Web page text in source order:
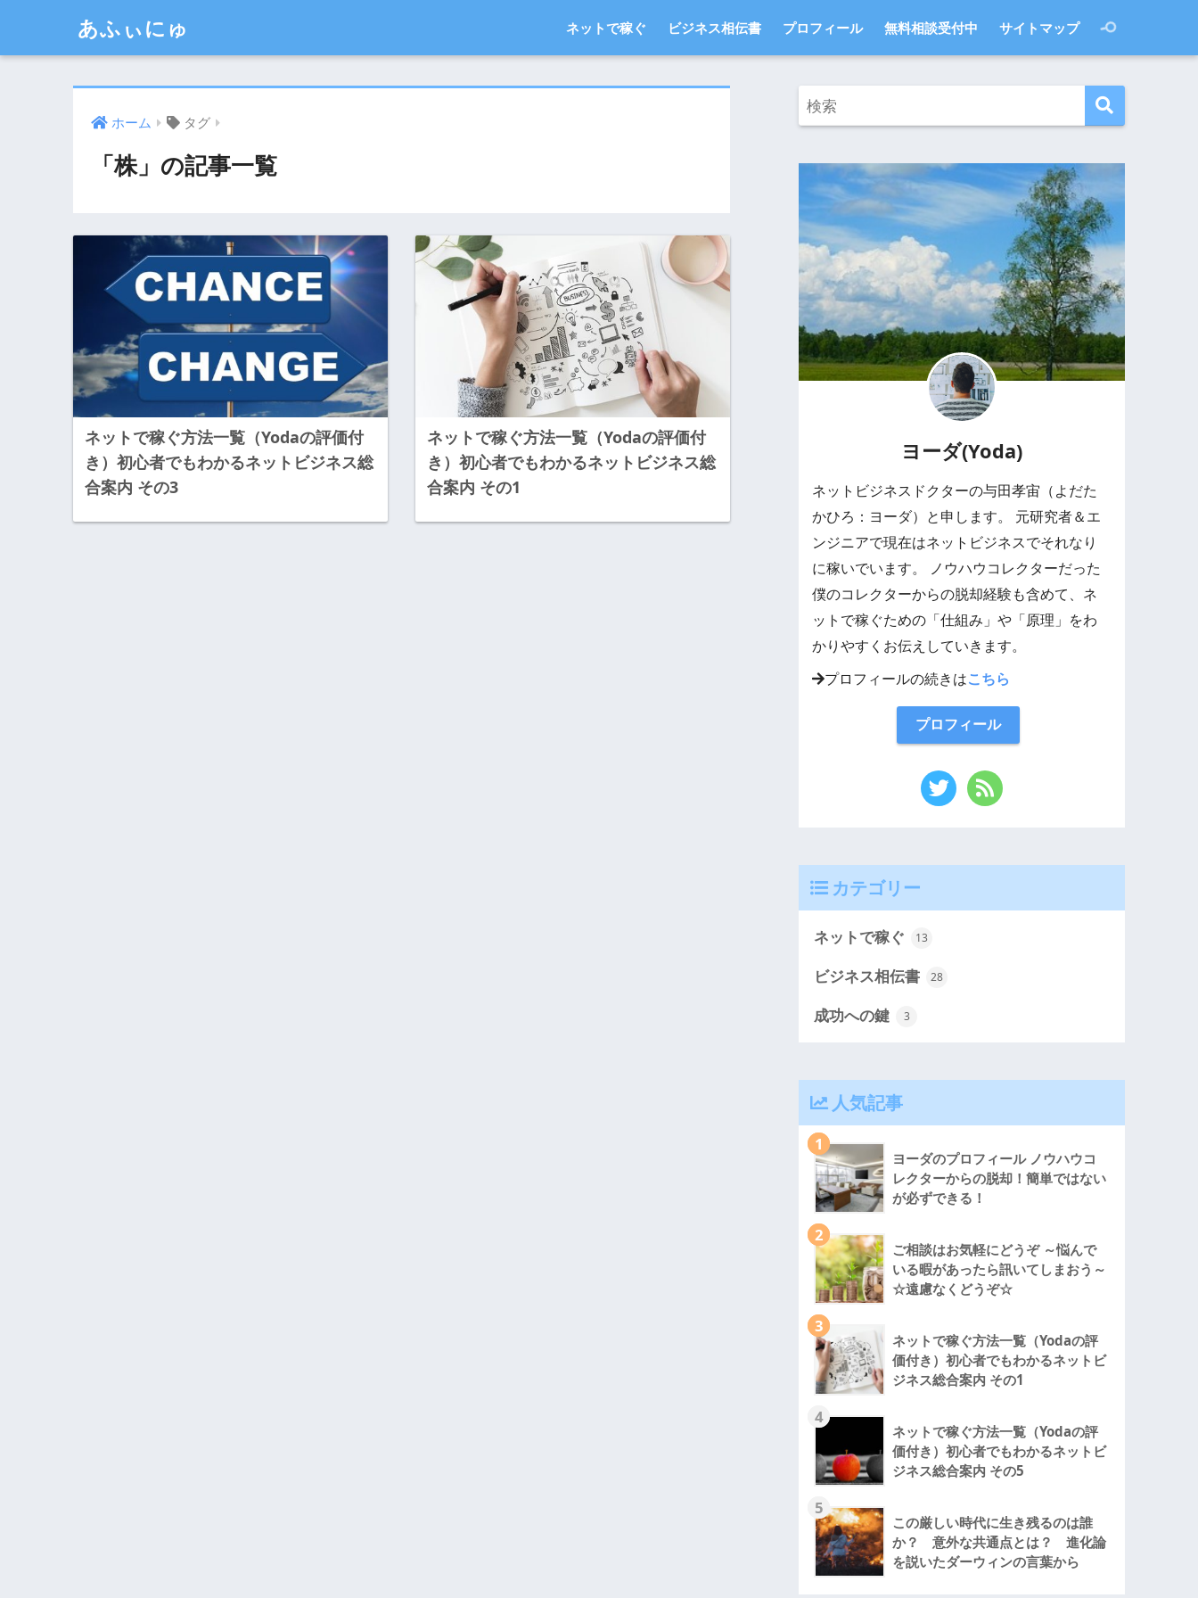
あふぃにゅ ネットで稼ぐ ビジネス相伝書 プロフィール 無料相談受付中 サイトマップ
ホーム タグ
「株」の記事一覧
ネットで稼ぐ方法一覧（Yodaの評価付
き）初心者でもわかるネットビジネス総
合案内 その3
ネットで稼ぐ方法一覧（Yodaの評価付
き）初心者でもわかるネットビジネス総
合案内 その1
ヨーダ(Yoda)
ネットビジネスドクターの与田孝宙（よだた
かひろ：ヨーダ）と申します。 元研究者＆エ
ンジニアで現在はネットビジネスでそれなり
に稼いでいます。 ノウハウコレクターだった
僕のコレクターからの脱却経験も含めて、ネ
ットで稼ぐための「仕組み」や「原理」をわ
かりやすくお伝えしていきます。
プロフィールの続きはこちら
プロフィール
カテゴリー
ネットで稼ぐ 13
ビジネス相伝書 28
成功への鍵 3
人気記事
1
ヨーダのプロフィール ノウハウコ
レクターからの脱却！簡単ではない
が必ずできる！
2
ご相談はお気軽にどうぞ ～悩んで
いる暇があったら訊いてしまおう～
☆遠慮なくどうぞ☆
3
ネットで稼ぐ方法一覧（Yodaの評
価付き）初心者でもわかるネットビ
ジネス総合案内 その1
4
ネットで稼ぐ方法一覧（Yodaの評
価付き）初心者でもわかるネットビ
ジネス総合案内 その5
5
この厳しい時代に生き残るのは誰
か？ 意外な共通点とは？ 進化論
を説いたダーウィンの言葉から